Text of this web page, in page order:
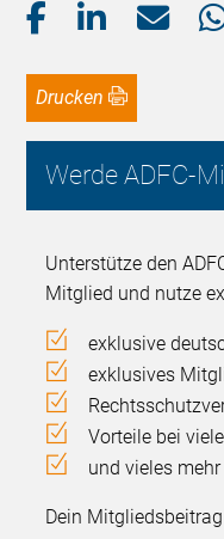
Drucken
Werde ADFC-
Unterstütze den
Mitglied und nutze
exklusive
exklusives
Vorteile bei
und vieles mehr
Dein